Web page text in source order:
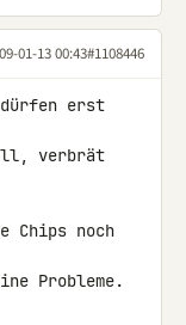
01-13 00:43#1108446
dürfen erst
verbrät
Chips noch
Probleme.